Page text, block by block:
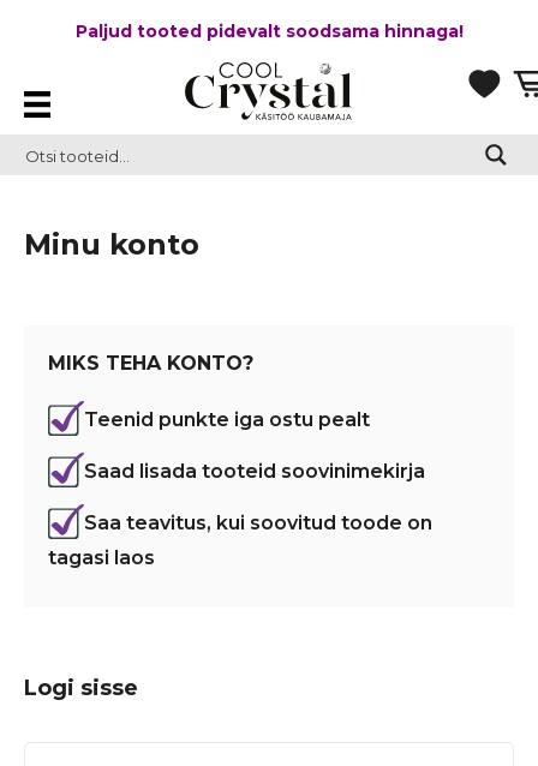
Paljud tooted pidevalt soodsama hinnaga!
Minu konto
MIKS TEHA KONTO?
Teenid punkte iga ostu pealt
Saad lisada tooteid soovinimekirja
Saa teavitus, kui soovitud toode on
tagasi laos
Logi sisse